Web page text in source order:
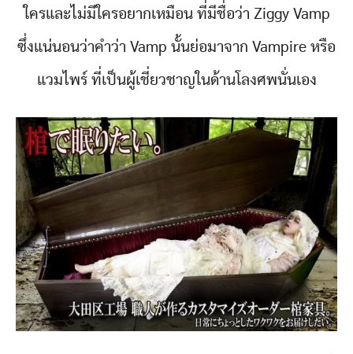
ใครและไม่มีใครอยากเหมือน ที่มีชื่อว่า Ziggy Vamp
ซึ่งแน่นอนว่าคำว่า Vamp นั้นย่อมาจาก Vampire หรือ
แวมไพร์ ที่เป็นผู้เชี่ยวชาญในด้านโลงศพนั่นเอง